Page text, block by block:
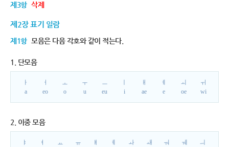
제3항 삭제
제2장 표기 일람
제1항 모음은 다음 각호와 같이 적는다.
1. 단모음
ㅏ
a
ㅓ
eo
ㅗ
o
ㅜ
u
ㅡ
eu
i
ㅐ
ae
ㅔ
e
ㅚ
oe
ㅟ
wi
2. 이중 모음
ㅑ
ㅕ
ㅛ
ㅠ
ㅒ
ㅖ
ㅘ
ㅙ
ㅝ
ㅞ
ㅢ